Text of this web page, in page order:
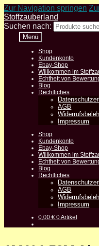
Zur Navigation springen
Stoffzauberland
Suchen nach:
Menü
Shop
Kundenkonto
Ebay-Shop
Willkommen im
Echtheit von
Blog
Rechtliches
AGB
Impressum
Shop
Kundenkonto
Ebay-Shop
Willkommen im
Echtheit von
Blog
Rechtliches
AGB
Impressum
0,00€ 0 Artikel